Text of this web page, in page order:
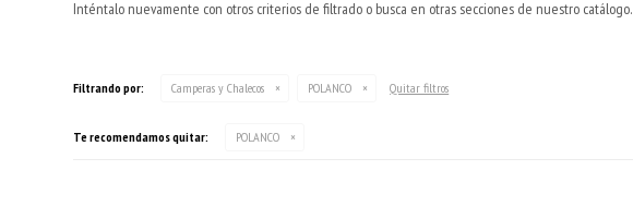
Inténtalo nuevamente con otros criterios de filtrado o busca en otras secciones de nuestro catálogo.
Filtrando por: Camperas y Chalecos POLANCO Quitar filtros
Te recomendamos quitar: POLANCO